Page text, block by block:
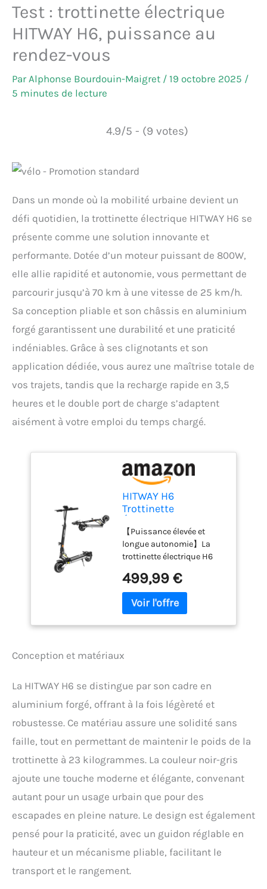
Test : trottinette électrique
HITWAY H6, puissance au
rendez-vous
Par Alphonse Bourdouin-Maigret / 19 octobre 2025 /
5 minutes de lecture
4.9/5 - (9 votes)
Dans un monde où la mobilité urbaine devient un
défi quotidien, la trottinette électrique HITWAY H6 se
présente comme une solution innovante et
performante. Dotée d’un moteur puissant de 800W,
elle allie rapidité et autonomie, vous permettant de
parcourir jusqu’à 70 km à une vitesse de 25 km/h.
Sa conception pliable et son châssis en aluminium
forgé garantissent une durabilité et une praticité
indéniables. Grâce à ses clignotants et son
application dédiée, vous aurez une maîtrise totale de
vos trajets, tandis que la recharge rapide en 3,5
heures et le double port de charge s’adaptent
aisément à votre emploi du temps chargé.
HITWAY H6
Trottinette
Pliable avec APP,
Clignotants, Double
Port de Charge,
Recharge Rapide
3,5h, Châssis en
Aluminium Forgé,
Batterie 15,6Ah, 70
【Puissance élevée et
longue autonomie】La
trottinette électrique H6
haute performance de
800W et d'une batterie de
grande capacité de 15,6Ah,
km/h, 25 km/h) répond
types de conduite, et la
capacité de montée à 15
degrés vous permet de
gérer facilement les
dispose d'un indice
d'étanchéité IP54.
pour une recharge ultra-
rapide】 Équipée de deux
trottinette permet une
recharge simultanée.
seulement 3,5 heures –
gagnez du temps à
499,99 €
Conception et matériaux
La HITWAY H6 se distingue par son cadre en
aluminium forgé, offrant à la fois légèreté et
robustesse. Ce matériau assure une solidité sans
faille, tout en permettant de maintenir le poids de la
trottinette à 23 kilogrammes. La couleur noir-gris
ajoute une touche moderne et élégante, convenant
autant pour un usage urbain que pour des
escapades en pleine nature. Le design est également
pensé pour la praticité, avec un guidon réglable en
hauteur et un mécanisme pliable, facilitant le
transport et le rangement.